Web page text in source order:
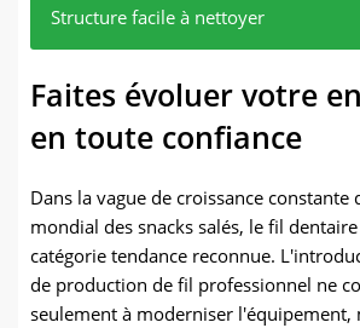
Structure facile à nettoyer
automatique garantissent que le
paramètres de commutation avec
consommation d'énergie ou la
gaz d'environ 15% par rapport à
en acier inoxydable SUS304, de
pratique pour un lavage rapide afin
inspection d'hygiène stricte.
Faites évoluer votre
en toute confiance
Dans la vague de croissance constante
mondial des snacks salés, le fil
catégorie tendance reconnue.
de production de fil professionnel ne
seulement à moderniser